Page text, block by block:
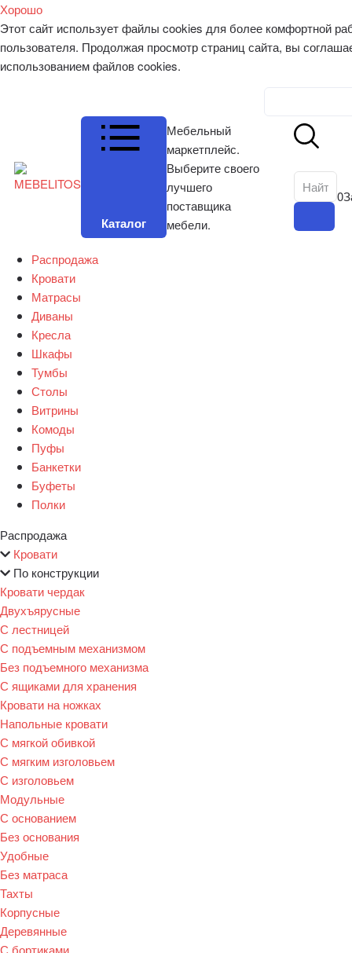
Хорошо
Этот сайт использует файлы cookies для более комфортной
пользователя. Продолжая просмотр страниц сайта, вы
использованием файлов cookies.
Каталог
Мебельный
маркетплейс.
Выберите своего
лучшего
поставщика
мебели.
0
Распродажа
Кровати
Матрасы
Диваны
Кресла
Шкафы
Тумбы
Столы
Витрины
Комоды
Пуфы
Банкетки
Буфеты
Полки
Распродажа
Кровати
По конструкции
Кровати чердак
Двухъярусные
С лестницей
С подъемным механизмом
Без подъемного механизма
С ящиками для хранения
Кровати на ножках
Напольные кровати
С мягкой обивкой
С мягким изголовьем
С изголовьем
Модульные
С основанием
Без основания
Удобные
Без матраса
Тахты
Корпусные
Деревянные
С бортиками